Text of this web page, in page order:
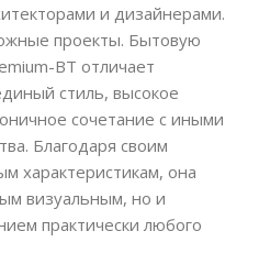
и дизайнерами.
проекты. Бытовую
BT отличает
стиль, высокое
сочетание с иными
Благодаря своим
характеристикам, она
визуальным, но и
практически любого